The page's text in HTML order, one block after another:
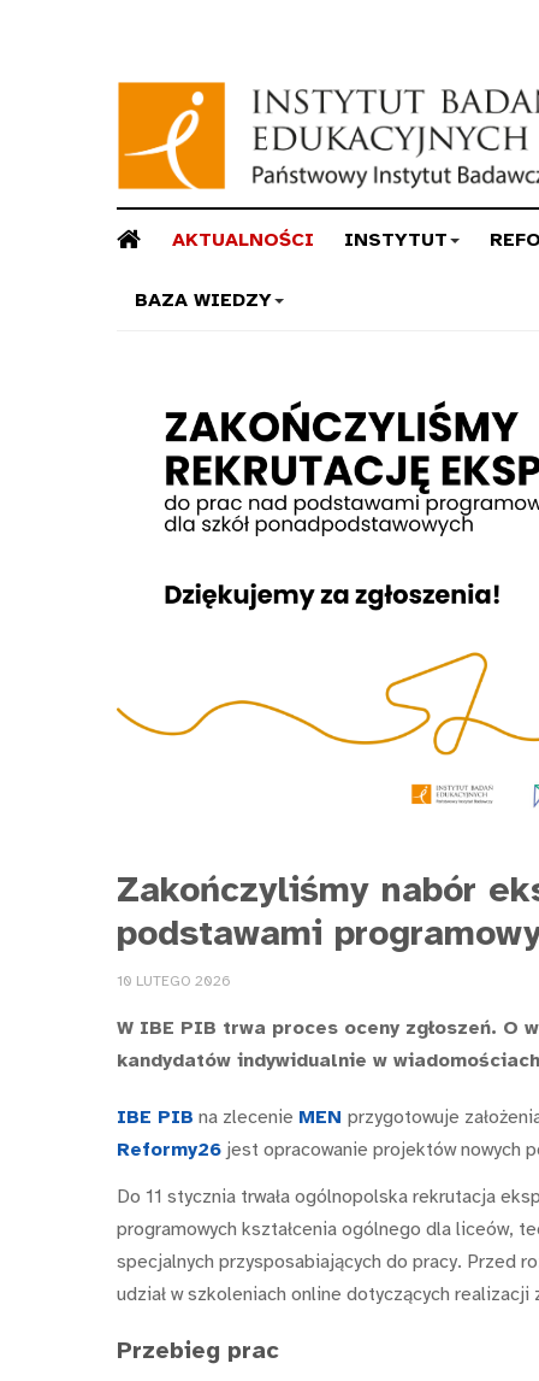
AKTUALNOŚCI INSTYTUT
BAZA WIEDZY
Zakończyliśmy nabór
podstawami
10 LUTEGO 2026
W IBE PIB trwa proces oceny zgłoszeń. O
kandydatów indywidualnie w
IBE PIB na zlecenie MEN przygotowuje
Reformy26 jest opracowanie projektów nowych
Do 11 stycznia trwała ogólnopolska rekrutacja
programowych kształcenia ogólnego dla liceów,
specjalnych przysposabiających do pracy. Przed
udział w szkoleniach online dotyczących realizacji
Przebieg prac